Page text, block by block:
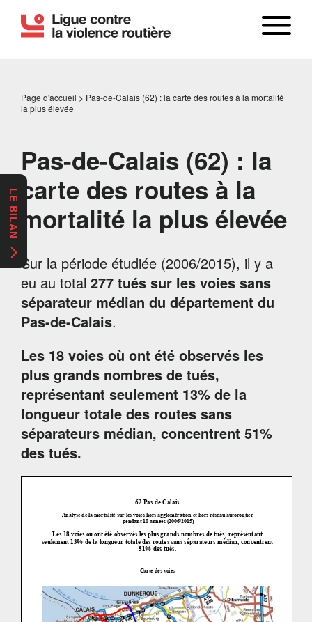
Page d'accueil > Pas-de-Calais (62) : la carte des routes à la mortalité
la plus élevée
Pas-de-Calais (62) : la
carte des routes à la
mortalité la plus élevée
Sur la période étudiée (2006/2015), il y a
eu au total 277 tués sur les voies sans
séparateur médian du département du
Pas-de-Calais.
Les 18 voies où ont été observés les
plus grands nombres de tués,
représentant seulement 13% de la
longueur totale des routes sans
séparateurs médian, concentrent 51%
des tués.
LE BILAN